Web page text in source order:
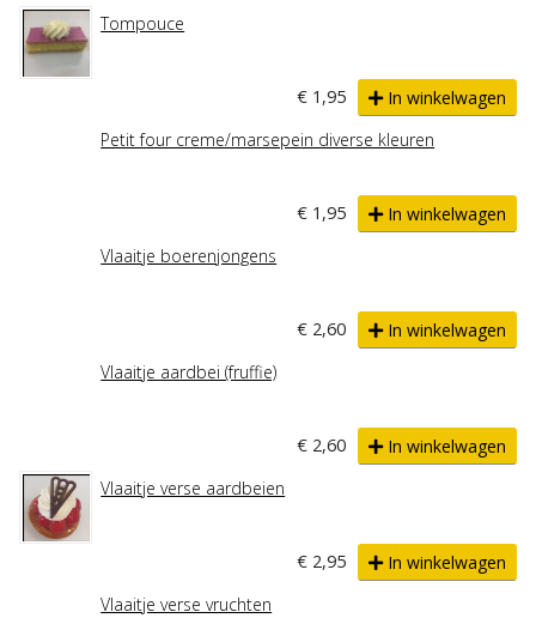
Tompouce
€ 1,95
In winkelwagen
Petit four creme/marsepein diverse kleuren
€ 1,95
In winkelwagen
Vlaaitje boerenjongens
€ 2,60
In winkelwagen
Vlaaitje aardbei (fruffie)
€ 2,60
In winkelwagen
Vlaaitje verse aardbeien
€ 2,95
In winkelwagen
Vlaaitje verse vruchten